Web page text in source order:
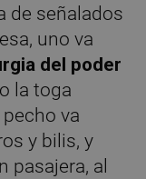
de señalados
uno va
del poder
la toga
va
y bilis, y
pasajera, al